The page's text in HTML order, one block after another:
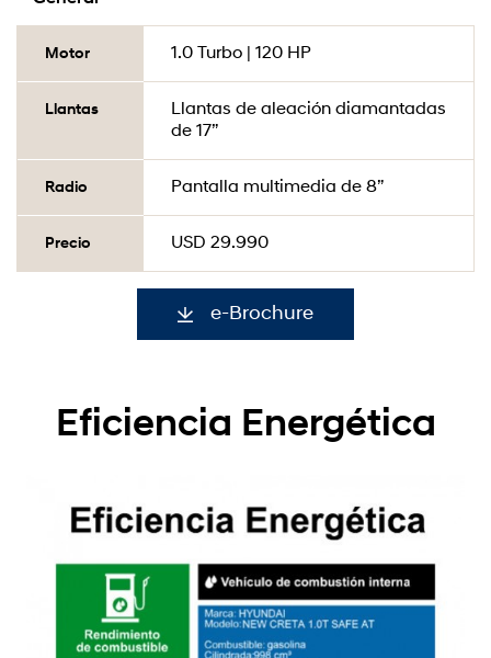
Motor 1.0 Turbo | 120 HP
Llantas
Llantas de aleación diamantadas
de 17”
Radio Pantalla multimedia de 8”
Precio USD 29.990
e-Brochure
Eficiencia Energética